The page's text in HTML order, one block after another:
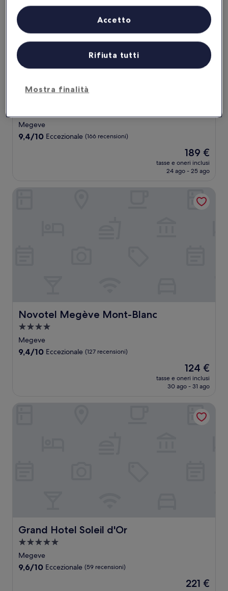
a
4.0
Megeve
9.4
9,4/10 Eccezionale (166 recensioni)
Il
prezzo
attuale
189 €
189 €
tasse e oneri inclusi
24 ago - 25 ago
Novotel Megève Mont-Blanc
Novotel Megève Mont-Blanc
Struttura
a
4.0
Megeve
9.4
9,4/10 Eccezionale (127 recensioni)
Il
prezzo
attuale
124 €
124 €
tasse e oneri inclusi
30 ago - 31 ago
Grand Hotel Soleil d'Or
Grand Hotel Soleil d'Or
Struttura
a
5.0
Megeve
9.6
9,6/10 Eccezionale (59 recensioni)
Il
221 €
Elenco dei partner (fornitori)
Mostra finalità
Rifiuta tutti
Accetto